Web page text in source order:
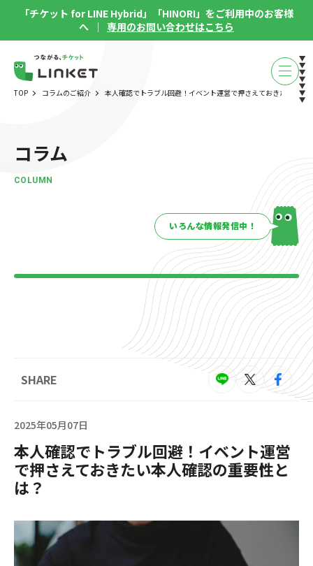
「チケット for LINE Hybrid」「HINORI」をご利用中のお客様
へ ｜ 専用のお問い合わせはこちら
TOP コラムのご紹介 本人確認でトラブル回避！イベント運営で押さえておきたい本人
コラム
COLUMN
いろんな情報発信中！
SHARE
2025年05月07日
本人確認でトラブル回避！イベント運営
で押さえておきたい本人確認の重要性と
は？